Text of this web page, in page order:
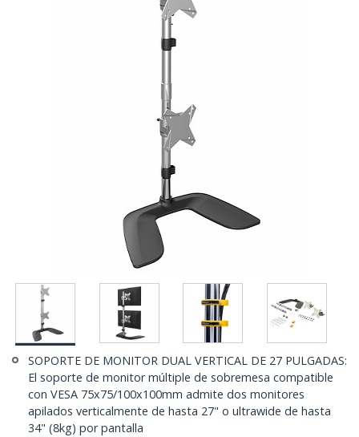
SOPORTE DE MONITOR DUAL VERTICAL DE 27 PULGADAS:
El soporte de monitor múltiple de sobremesa compatible
con VESA 75x75/100x100mm admite dos monitores
apilados verticalmente de hasta 27" o ultrawide de hasta
34" (8kg) por pantalla